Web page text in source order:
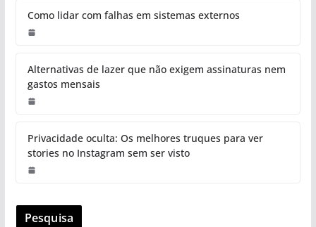
Como lidar com falhas em sistemas externos
Alternativas de lazer que não exigem assinaturas nem
gastos mensais
Privacidade oculta: Os melhores truques para ver
stories no Instagram sem ser visto
Pesquisa